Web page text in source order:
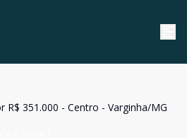
R$ 351.000 - Centro - Varginha/MG